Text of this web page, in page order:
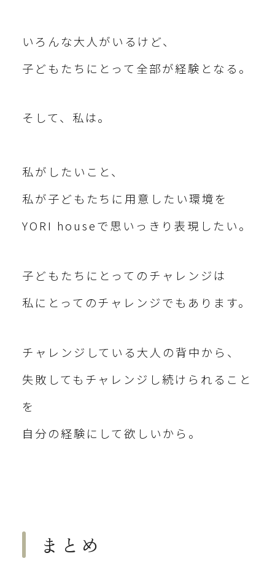
いろんな大人がいるけど、
子どもたちにとって全部が経験となる。
そして、私は。
私がしたいこと、
私が子どもたちに用意したい環境を
YORI houseで思いっきり表現したい。
子どもたちにとってのチャレンジは
私にとってのチャレンジでもあります。
チャレンジしている大人の背中から、
失敗してもチャレンジし続けられること
を
自分の経験にして欲しいから。
まとめ